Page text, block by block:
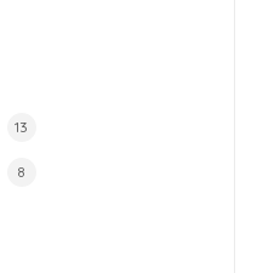
13
8